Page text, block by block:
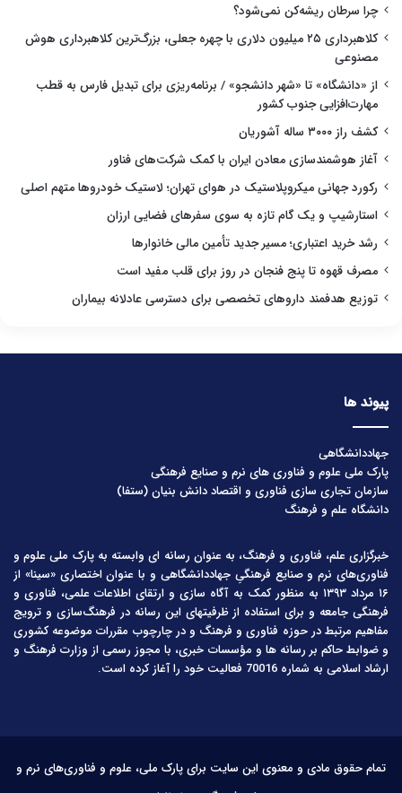
چرا سرطان ریشه‌کن نمی‌شود؟
کلاهبرداری ۲۵ میلیون دلاری با چهره جعلی، بزرگ‌ترین کلاهبرداری هوش
مصنوعی
از «دانشگاه» تا «شهر دانشجو» / برنامه‌ریزی برای تبدیل فارس به قطب
مهارت‌افزایی جنوب کشور
کشف راز ۳۰۰۰ ساله آشوریان
آغاز هوشمندسازی معادن ایران با کمک شرکت‌های فناور
رکورد جهانی میکروپلاستیک در هوای تهران؛ لاستیک خودروها متهم اصلی
استارشیپ و یک گام تازه به سوی سفرهای فضایی ارزان
رشد خرید اعتباری؛ مسیر جدید تأمین مالی خانوارها
مصرف قهوه تا پنج فنجان در روز برای قلب مفید است
توزیع هدفمند داروهای تخصصی برای دسترسی عادلانه بیماران
پیوند ها
جهاددانشگاهی
پارک ملی علوم و فناوری های نرم و صنایع فرهنگی
سازمان تجاری سازی فناوری و اقتصاد دانش بنیان (ستفا)
دانشگاه علم و فرهنگ
خبرگزاری علم، فناوری و فرهنگ، به عنوان رسانه ای وابسته به پارک ملی علوم و
فناوری‌های نرم و صنایع فرهنگیِ جهاددانشگاهی و با عنوان اختصاری «سینا» از
۱۶ مرداد ۱۳۹۳ به منظور کمک به آگاه سازی و ارتقای اطلاعات علمی، فناوری و
فرهنگی جامعه و برای استفاده از ظرفیتهای این رسانه در فرهنگ‌سازی و ترویج
مفاهیم مرتبط در حوزه فناوری و فرهنگ و در چارچوب مقررات موضوعه کشوری
و ضوابط حاکم بر رسانه ها و مؤسسات خبری، با مجوز رسمی از وزارت فرهنگ و
ارشاد اسلامی به شماره 70016 فعالیت خود را آغاز کرده است.
تمام حقوق مادی و معنوی این سایت برای پارک ملی، علوم و فناوری‌های نرم و